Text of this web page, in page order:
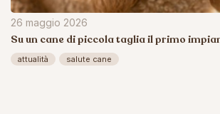
26 maggio 2026
Su un cane di piccola taglia il primo
attualità salute cane